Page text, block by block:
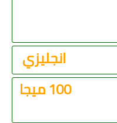
انجليزي
100 ميجا